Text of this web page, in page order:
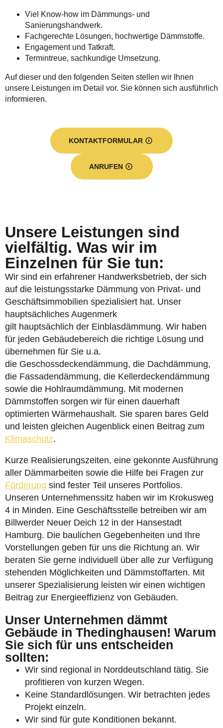
Viel Know-how im Dämmungs- und
Sanierungshandwerk.
Fachgerechte Lösungen, hochwertige Dämmstoffe.
Engagement und Tatkraft.
Termintreue, sachkundige Umsetzung.
Auf dieser und den folgenden Seiten stellen wir Ihnen
unsere Leistungen im Detail vor. Sie können sich ausführlich
informieren.
KONTAKTFORMULAR
ANRUFEN
Unsere Leistungen sind
vielfältig. Was wir im
Einzelnen für Sie tun:
Wir sind ein erfahrener Handwerksbetrieb, der sich
auf die leistungsstarke Dämmung von Privat- und
Geschäftsimmobilien spezialisiert hat. Unser
hauptsächliches Augenmerk
gilt hauptsächlich der Einblasdämmung. Wir haben
für jeden Gebäudebereich die richtige Lösung und
übernehmen für Sie u.a.
die Geschossdeckendämmung, die Dachdämmung,
die Fassadendämmung, die Kellerdeckendämmung
sowie die Hohlraumdämmung. Mit modernen
Dämmstoffen sorgen wir für einen dauerhaft
optimierten Wärmehaushalt. Sie sparen bares Geld
und leisten gleichen Augenblick einen Beitrag zum
Klimaschutz.
Kurze Realisierungszeiten, eine gekonnte Ausführung
aller Dämmarbeiten sowie die Hilfe bei Fragen zur
Förderung sind fester Teil unseres Portfolios.
Unseren Unternehmenssitz haben wir im Krokusweg
4 in Minden. Eine Geschäftsstelle betreiben wir am
Billwerder Neuer Deich 12 in der Hansestadt
Hamburg. Die baulichen Gegebenheiten und Ihre
Vorstellungen geben für uns die Richtung an. Wir
beraten Sie gerne individuell über alle zur Verfügung
stehenden Möglichkeiten und Dämmstoffarten. Mit
unserer Spezialisierung leisten wir einen wichtigen
Beitrag zur Energieeffizienz von Gebäuden.
Unser Unternehmen dämmt
Gebäude in Thedinghausen! Warum
Sie sich für uns entscheiden
sollten:
Wir sind regional in Norddeutschland tätig. Sie
profitieren von kurzen Wegen.
Keine Standardlösungen. Wir betrachten jedes
Projekt einzeln.
Wir sind für gute Konditionen bekannt.